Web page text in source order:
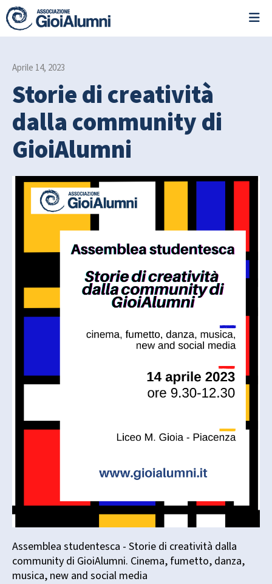
Aprile 14, 2023
Storie di creatività
dalla community di
GioiAlumni
Assemblea studentesca - Storie di creatività dalla
community di GioiAlumni. Cinema, fumetto, danza,
musica, new and social media